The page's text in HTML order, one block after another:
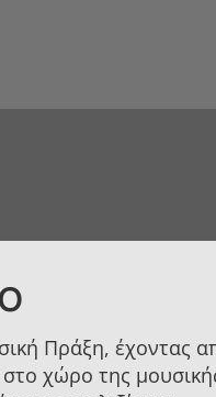
Πράξη, έχοντας
στο χώρο της